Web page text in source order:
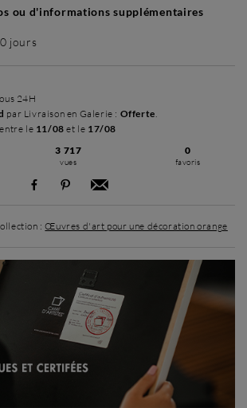
ou d'informations supplémentaires
jours
24H
par Livraison en Galerie : Offerte.
le 11/08 et le 17/08
3 717
vues
0
favoris
:Œuvres d'art pour une décoration orange